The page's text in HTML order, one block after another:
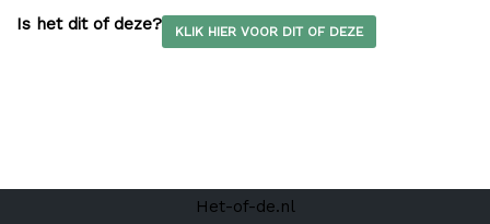
Is het dit of deze? KLIK HIER VOOR DIT OF DEZE
Het-of-de.nl